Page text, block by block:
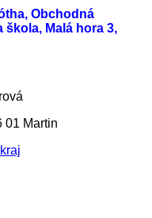
Obchodná
škola, Malá hora 3,
01 Martin